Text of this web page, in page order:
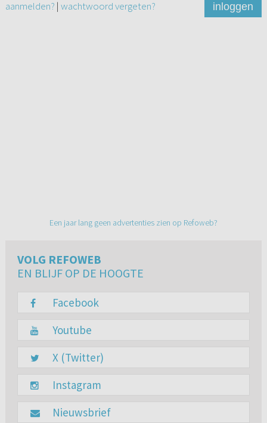
aanmelden? | wachtwoord vergeten? inloggen
Een jaar lang geen advertenties zien op Refoweb?
VOLG REFOWEB
EN BLIJF OP DE HOOGTE
Facebook
Youtube
X (Twitter)
Instagram
Nieuwsbrief